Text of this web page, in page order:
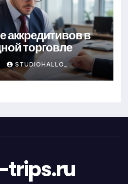
в
торговле
STUDIOHALLO_
trips.ru